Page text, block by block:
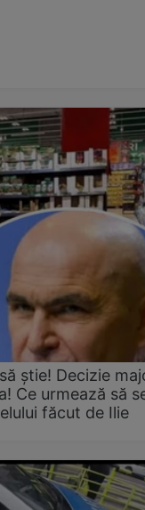
știe! Decizie
Ce urmează să
făcut de Ilie